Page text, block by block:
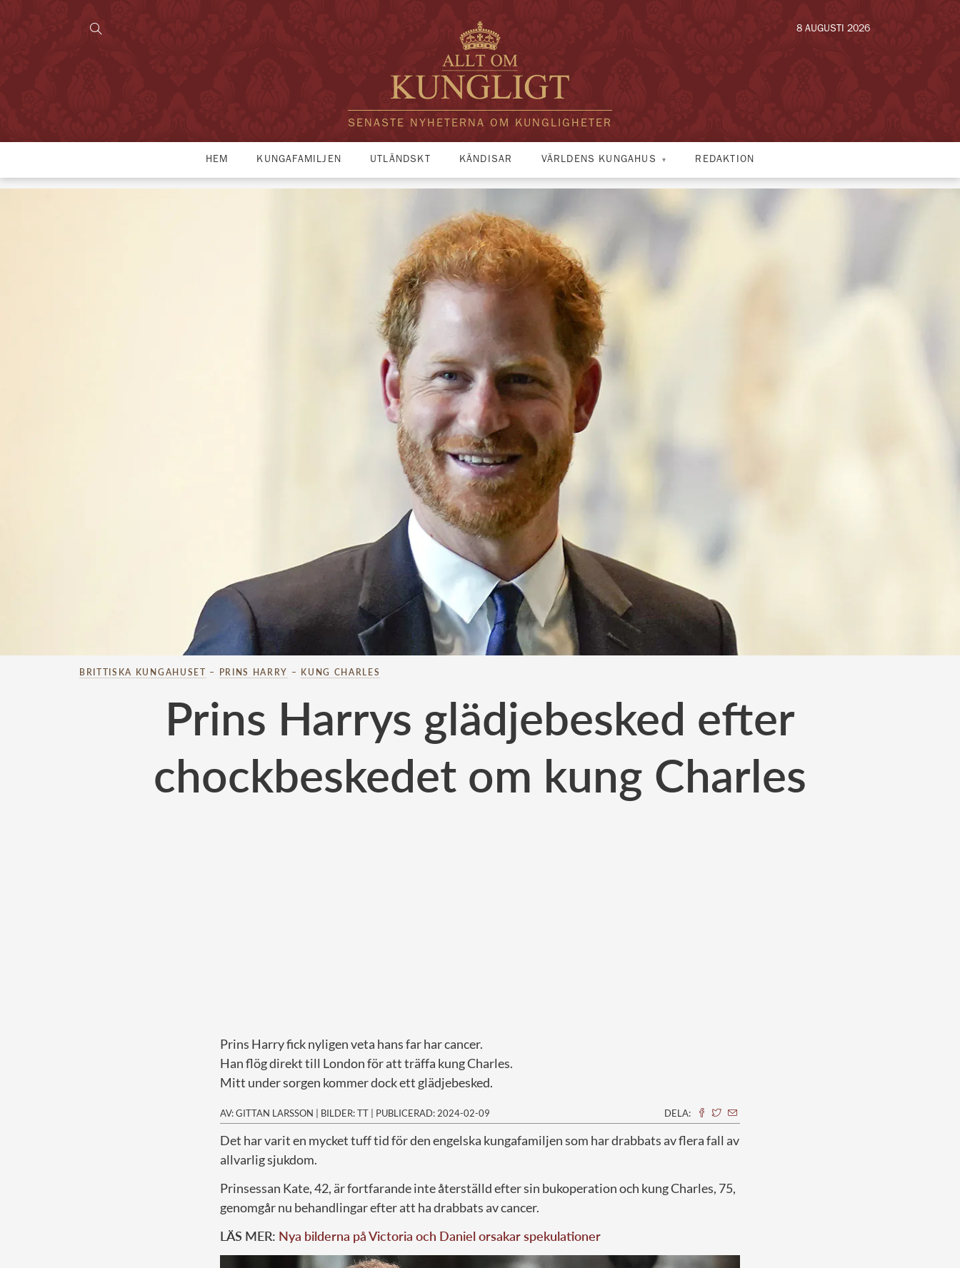
SENASTE NYHETERNA OM KUNGLIGHETER
8 AUGUSTI 2026
HEM KUNGAFAMILJEN UTLÄNDSKT KÄNDISAR VÄRLDENS KUNGAHUS REDAKTION
BRITTISKA KUNGAHUSET – PRINS HARRY – KUNG CHARLES
Prins Harrys glädjebesked efter
chockbeskedet om kung Charles
Prins Harry fick nyligen veta hans far har cancer.
Han flög direkt till London för att träffa kung Charles.
Mitt under sorgen kommer dock ett glädjebesked.
AV: GITTAN LARSSON | BILDER: TT | PUBLICERAD: 2024-02-09 DELA:
Det har varit en mycket tuff tid för den engelska kungafamiljen som har drabbats av flera fall av
allvarlig sjukdom.
Prinsessan Kate, 42, är fortfarande inte återställd efter sin bukoperation och kung Charles, 75,
genomgår nu behandlingar efter att ha drabbats av cancer.
LÄS MER: Nya bilderna på Victoria och Daniel orsakar spekulationer